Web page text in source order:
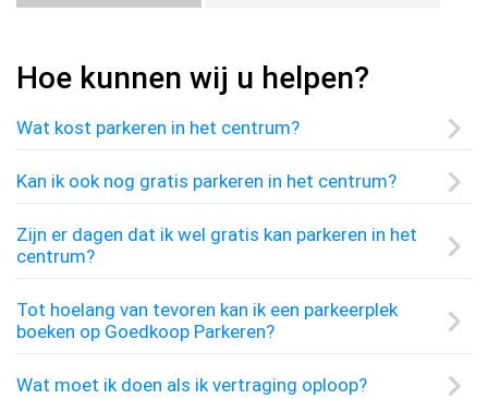
Hoe kunnen wij u helpen?
Wat kost parkeren in het centrum?
Kan ik ook nog gratis parkeren in het centrum?
Zijn er dagen dat ik wel gratis kan parkeren in het
centrum?
Tot hoelang van tevoren kan ik een parkeerplek
boeken op Goedkoop Parkeren?
Wat moet ik doen als ik vertraging oploop?